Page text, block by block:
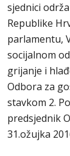
sjednici
Republike
parlamentu,
socijalnom
grijanje i
Odbora za
stavkom 2.
predsjednik
31.ožujka